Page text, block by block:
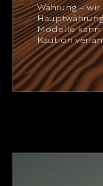
Währung – wir
Modelle kann
Kaution